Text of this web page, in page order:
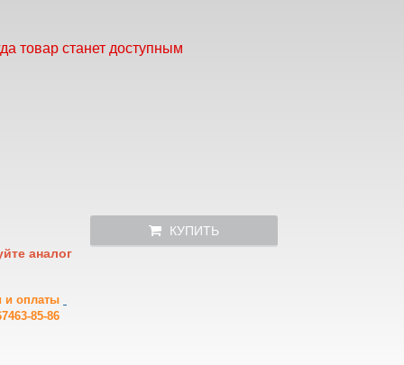
товар станет доступным
аналог
КУПИТЬ
и оплаты
85-86